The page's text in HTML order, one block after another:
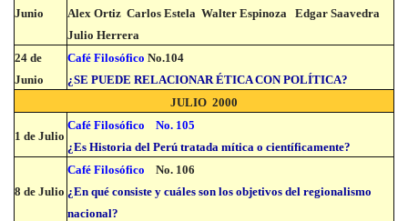
Junio
Alex Ortiz Carlos Estela Walter Espinoza Edgar Saavedra
Julio Herrera
24 de
Junio
Café Filosófico No.104
¿SE PUEDE RELACIONAR ÉTICA CON POLÍTICA?
JULIO 2000
1 de Julio
Café Filosófico
No. 105
¿Es Historia del Perú tratada mítica o científicamente?
8 de Julio
Café Filosófico No. 106
¿En qué consiste y cuáles son los objetivos del regionalismo
nacional?